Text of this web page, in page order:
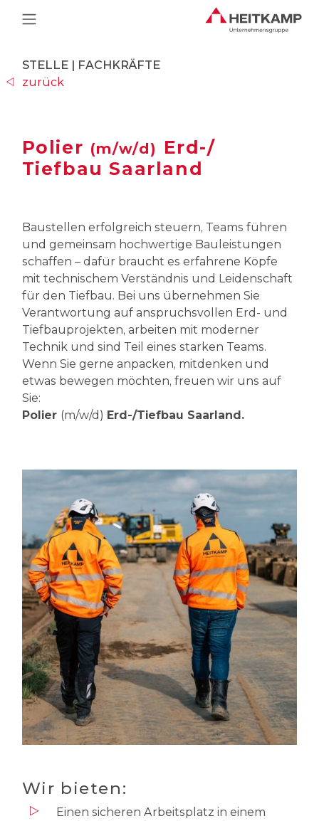
Main Navigation
STELLE | FACHKRÄFTE
zurück
Polier (m/w/d)
Erd-/
Tiefbau Saarland
Baustellen erfolgreich steuern, Teams führen
und gemeinsam hochwertige Bauleistungen
schaffen – dafür braucht es erfahrene Köpfe
mit technischem Verständnis und Leidenschaft
für den Tiefbau. Bei uns übernehmen Sie
Verantwortung auf anspruchsvollen Erd- und
Tiefbauprojekten, arbeiten mit moderner
Technik und sind Teil eines starken Teams.
Wenn Sie gerne anpacken, mitdenken und
etwas bewegen möchten, freuen wir uns auf
Sie:
Polier (m/w/d) Erd-/Tiefbau Saarland.
Wir bieten:
Einen sicheren Arbeitsplatz in einem